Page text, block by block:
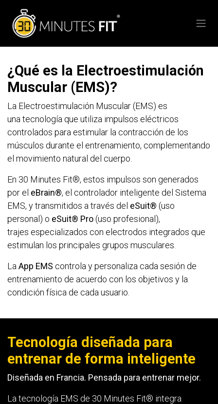
¿Qué es la Electroestimulación
Muscular (EMS)?
La Electroestimulación Muscular (EMS) es
una tecnología que utiliza impulsos eléctricos
controlados para estimular la contracción de los
músculos durante el entrenamiento, complementando
el movimiento natural del cuerpo.
En 30 Minutes Fit®, estos impulsos son generados
por el eBrain®, el controlador inteligente del Sistema
EMS, y transmitidos a través del eSuit® (uso
personal) o eSuit® Pro(uso profesional),
trajes especializados con electrodos integrados que
estimulan los principales grupos musculares.
La App EMS controla y personaliza cada sesión de
entrenamiento de acuerdo con los objetivos y la
condición física de cada usuario.
Tecnología diseñada para
entrenar de forma inteligente
Diseñada en Francia. Pensada para entrenar mejor.
La tecnología EMS de 30 Minutes Fit® integra